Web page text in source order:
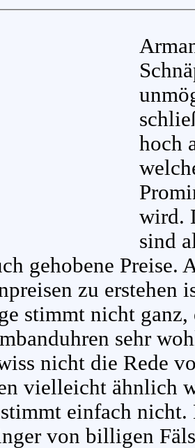
hoch
wird.
sind
gehobene Preise.
zu
stimmt nicht
sehr
nicht die Rede
vielleicht ähnlich
einfach nicht.
von billigen